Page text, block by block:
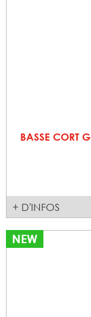
BASSE CORT
+ D'INFOS
NEW